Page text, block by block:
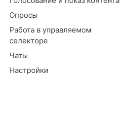
Опросы
Работа в управляемом
селекторе
Чаты
Настройки